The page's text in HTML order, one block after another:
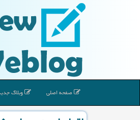
صفحه اصلی وبلاگ